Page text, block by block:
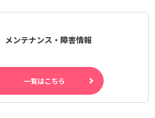
メンテナンス・障害情報
一覧はこちら